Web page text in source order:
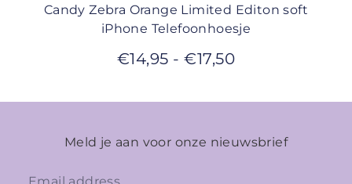
Candy Zebra Orange Limited Editon soft
iPhone Telefoonhoesje
€14,95 - €17,50
Meld je aan voor onze nieuwsbrief